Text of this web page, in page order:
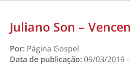
Juliano Son –
Por: Página Gospel
Data de publicação:09/03/2019